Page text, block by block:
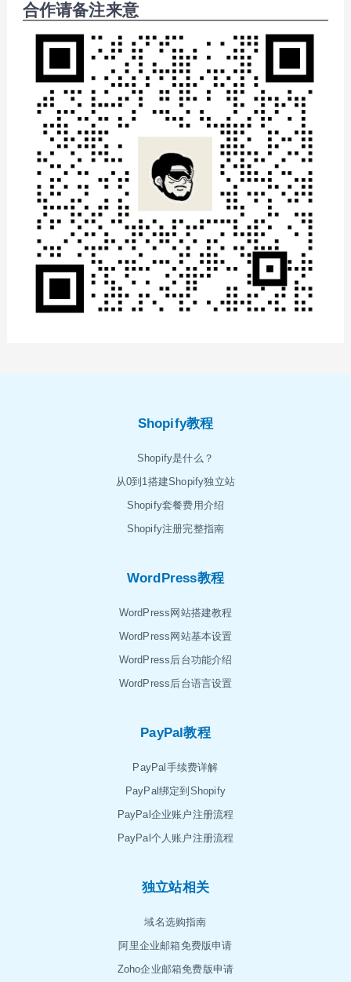
合作请备注来意
Shopify教程
Shopify是什么？
从0到1搭建Shopify独立站
Shopify套餐费用介绍
Shopify注册完整指南
WordPress教程
WordPress网站搭建教程
WordPress网站基本设置
WordPress后台功能介绍
WordPress后台语言设置
PayPal教程
PayPal手续费详解
PayPal绑定到Shopify
PayPal企业账户注册流程
PayPal个人账户注册流程
独立站相关
域名选购指南
阿里企业邮箱免费版申请
Zoho企业邮箱免费版申请